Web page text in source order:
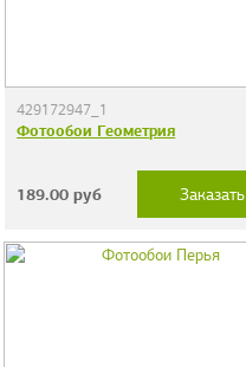
429172947_1
Фотообои Геометрия
189.00 руб Заказать